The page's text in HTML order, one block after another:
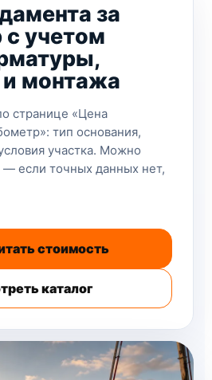
за
учетом
и монтажа
странице «Цена
тип основания,
участка. Можно
— если точных данных нет,
стоимость
каталог